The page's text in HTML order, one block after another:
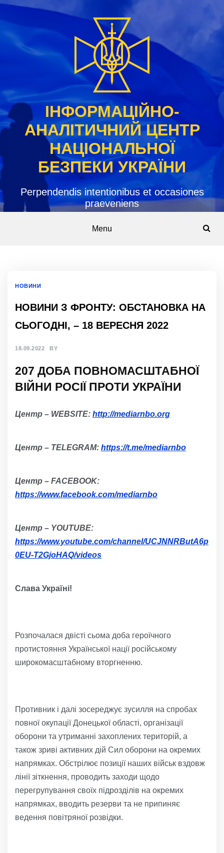
Skip
content
ІНФОРМАЦІЙНО-
АНАЛІТИЧНИЙ ЦЕНТР
НАЦІОНАЛЬНОЇ
БЕЗПЕКИ УКРАЇНИ
Perpendendis intentionibus et occasiones
praeveniens
Menu
НОВИНИ
НОВИНИ З ФРОНТУ: ОБСТАНОВКА НА
СЬОГОДНІ, – 18 ВЕРЕСНЯ 2022
18.09.2022 BY
207 ДОБА ПОВНОМАСШТАБНОЇ
ВІЙНИ РОСІЇ ПРОТИ УКРАЇНИ
Центр – WEBSITE: http://mediarnbo.org
Центр – TELEGRAM: https://t.me/mediarnbo
Центр – FACEBOOK:
https://www.facebook.com/mediarnbo
Центр – YOUTUBE:
https://www.youtube.com/channel/UCJNNRButA6p
0EU-T2GjoHAQ/videos
Слава Україні!
Розпочалася двісті сьома доба героїчного
протистояння Української нації російському
широкомасштабному вторгненню.
Противник і далі зосереджує зусилля на спробах
повної окупації Донецької області, організації
оборони та утриманні захоплених територій, а
також зриві активних дій Сил оборони на окремих
напрямках. Обстрілює позиції наших військ вздовж
лінії зіткнення, проводить заходи щодо
перегрупування своїх підрозділів на окремих
напрямках, вводить резерви та не припиняє
ведення повітряної розвідки.